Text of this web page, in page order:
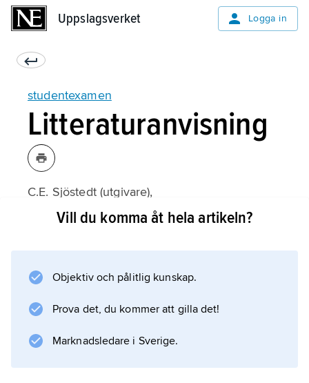
Uppslagsverket Logga in
studentexamen
Litteraturanvisning
C.E. Sjöstedt (utgivare),
Studentexamen 100 år
Vill du komma åt hela artikeln?
Objektiv och pålitlig kunskap.
Prova det, du kommer att gilla det!
Marknadsledare i Sverige.